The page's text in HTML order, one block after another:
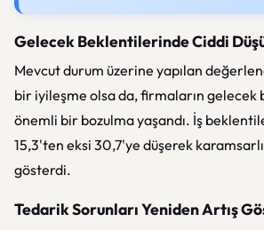
Gelecek Beklentilerinde Ciddi
Mevcut durum üzerine yapılan
bir iyileşme olsa da, firmaların
önemli bir bozulma yaşandı. İş
15,3'ten eksi 30,7'ye düşerek
gösterdi.
Tedarik Sorunları Yeniden Artış